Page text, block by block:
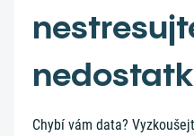
Chybí vám data?